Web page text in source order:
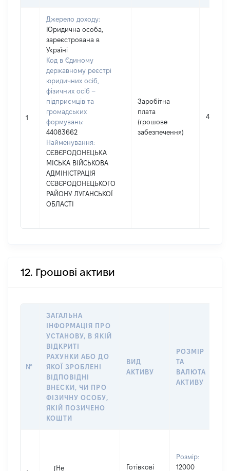
1
Джерело доходу:
Юридична особа,
зареєстрована в
Україні
Код в Єдиному
державному реєстрі
юридичних осіб,
фізичних осіб –
підприємців та
громадських
формувань:
44083662
Найменування:
СЄВЄРОДОНЕЦЬКА
МІСЬКА ВІЙСЬКОВА
АДМІНІСТРАЦІЯ
СЄВЄРОДОНЕЦЬКОГО
РАЙОНУ ЛУГАНСЬКОЇ
ОБЛАСТІ
Заробітна
плата
(грошове
забезпечення)
487405
12. Грошові активи
№
ЗАГАЛЬНА
ІНФОРМАЦІЯ ПРО
УСТАНОВУ, В ЯКІЙ
ВІДКРИТІ
РАХУНКИ АБО ДО
ЯКОЇ ЗРОБЛЕНІ
ВІДПОВІДНІ
ВНЕСКИ, ЧИ ПРО
ФІЗИЧНУ ОСОБУ,
ЯКІЙ ПОЗИЧЕНО
КОШТИ
ВИД
АКТИВУ
РОЗМІР
ТА
ВАЛЮТА
АКТИВУ
[Не Готівкові
Розмір:
12000